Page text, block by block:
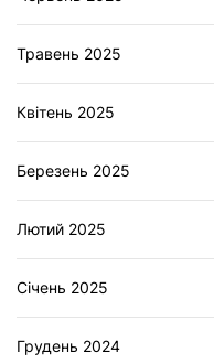
Травень 2025
Квітень 2025
Березень 2025
Лютий 2025
Січень 2025
Грудень 2024